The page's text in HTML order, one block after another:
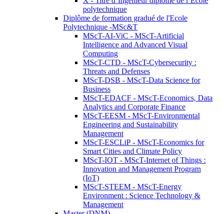
polytechnique
Diplôme de formation gradué de l'Ecole
Polytechnique -MSc&T
MScT-AI-ViC - MScT-Artificial
Intelligence and Advanced Visual
Computing
MScT-CTD - MScT-Cybersecurity :
Threats and Defenses
MScT-DSB - MScT-Data Science for
Business
MScT-EDACF - MScT-Economics, Data
Analytics and Corporate Finance
MScT-EESM - MScT-Environmental
Engineering and Sustainability
Management
MScT-ESCLiP - MScT-Economics for
Smart Cities and Climate Policy
MScT-IOT - MScT-Internet of Things :
Innovation and Management Program
(IoT)
MScT-STEEM - MScT-Energy
Environment : Science Technology &
Management